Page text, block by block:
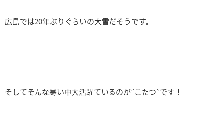
広島では20年ぶりぐらいの大雪だそうです。
そしてそんな寒い中大活躍ているのが”こたつ”です！